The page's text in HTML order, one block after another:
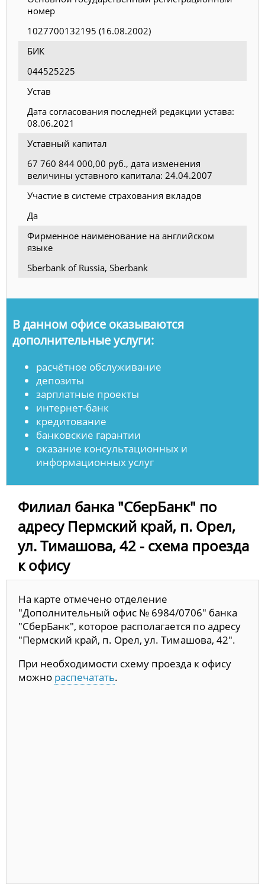
номер
1027700132195 (16.08.2002)
БИК
044525225
Устав
Дата согласования последней редакции устава:
08.06.2021
Уставный капитал
67 760 844 000,00 руб., дата изменения
величины уставного капитала: 24.04.2007
Участие в системе страхования вкладов
Да
Фирменное наименование на английском
языке
Sberbank of Russia, Sberbank
В данном офисе оказываются
дополнительные услуги:
расчётное обслуживание
депозиты
зарплатные проекты
интернет-банк
кредитование
банковские гарантии
оказание консультационных и
информационных услуг
Филиал банка "СберБанк" по
адресу Пермский край, п. Орел,
ул. Тимашова, 42 - схема проезда
к офису
На карте отмечено отделение
"Дополнительный офис № 6984/0706" банка
"СберБанк", которое располагается по адресу
"Пермский край, п. Орел, ул. Тимашова, 42".
При необходимости схему проезда к офису
можно распечатать.